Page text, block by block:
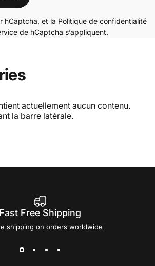
hCaptcha, et la Politique de confidentialité
de hCaptcha s’appliquent.
actuellement aucun contenu.
la barre latérale.
Fast Free Shipping
shipping on orders worldwide